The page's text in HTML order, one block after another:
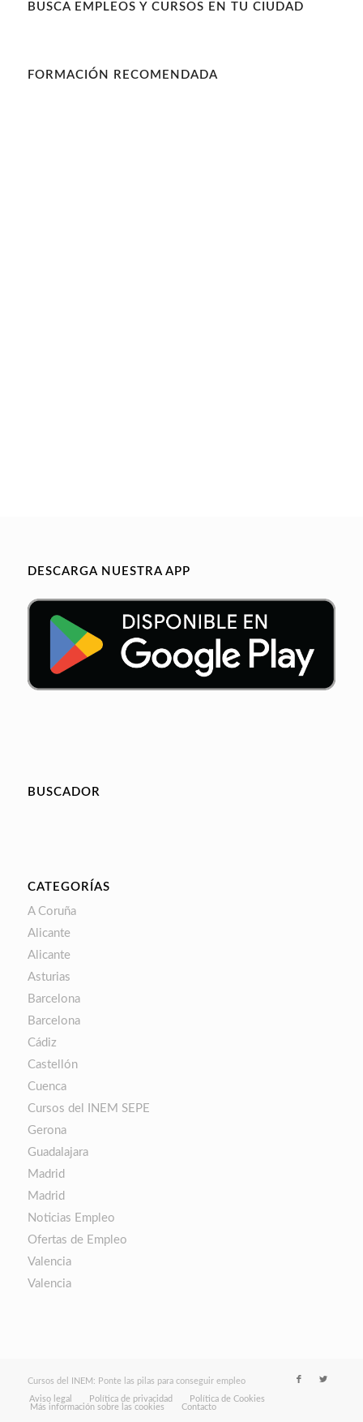
BUSCA EMPLEOS Y CURSOS EN TU CIUDAD
FORMACIÓN RECOMENDADA
DESCARGA NUESTRA APP
BUSCADOR
CATEGORÍAS
A Coruña
Alicante
Alicante
Asturias
Barcelona
Barcelona
Cádiz
Castellón
Cuenca
Cursos del INEM SEPE
Gerona
Guadalajara
Madrid
Madrid
Noticias Empleo
Ofertas de Empleo
Valencia
Valencia
Cursos del INEM: Ponte las pilas para conseguir empleo
Aviso legal
Política de privacidad
Política de Cookies
Más información sobre las cookies
Contacto